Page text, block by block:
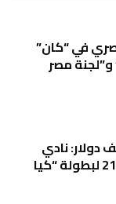
في “كان”
و”لجنة مصر
20 جنسية وجوائز بـ107 ألف دولار: نادي
تونس للتنس يرفع الستار عن الدورة 21 لبطولة “كيا